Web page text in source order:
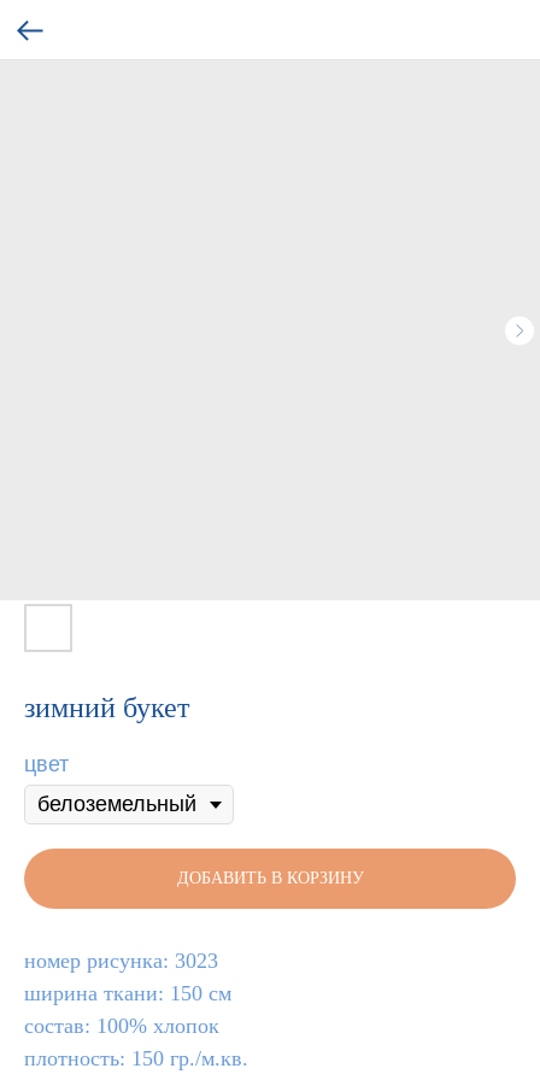
зимний букет
цвет
ДОБАВИТЬ В КОРЗИНУ
номер рисунка: 3023
ширина ткани: 150 см
состав: 100% хлопок
плотность: 150 гр./м.кв.